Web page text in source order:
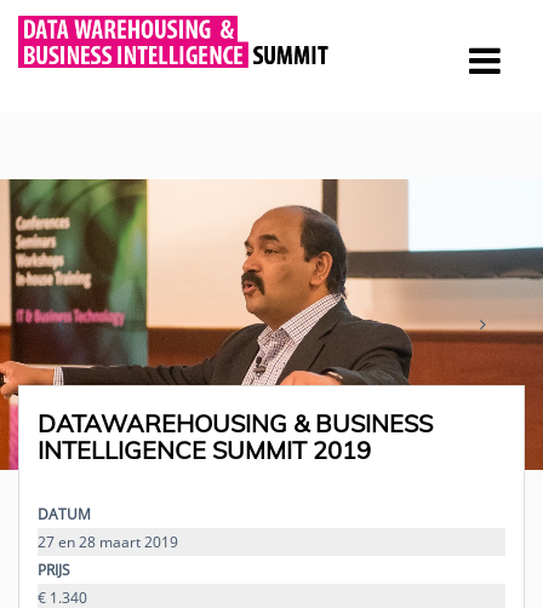
DATAWAREHOUSING & BUSINESS
INTELLIGENCE SUMMIT 2019
DATUM
27 en 28 maart 2019
PRIJS
€ 1.340